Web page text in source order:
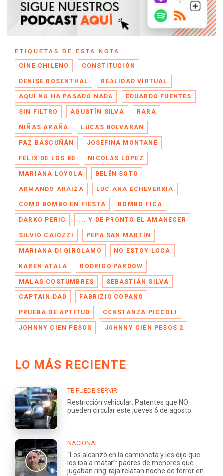
ETIQUETAS DE ESTA NOTA
CINE CHILENO CONSTITUCIÓN
DENISE ROSENTHAL REALIDAD VIRTUAL
AQUÍ NO HA PASADO NADA EDUARDO FUENTES
SIN FILTRO AGUSTÍN SILVA RARA
NIÑAS ARAÑA LUCAS BOLVARÁN
PAZ BASCUÑÁN JOSEFINA MONTANÉ
FÉLIX DE LOS 80 NICOLÁS LÓPEZ
MARIANA LOYOLA BELÉN SOTO
ARMANDO ARAIZA LUCIANA ECHEVERRÍA
COMO BOMBO EN FIESTA BOMBO FICA
DARKO PERIC ... Y DE PRONTO EL AMANECER
SILVIO CAIOZZI PEPA SAN MARTÍN
MARIANA DI GIROLAMO NO ESTOY LOCA
KAREN ATALA RODRIGO PARDOW
MALAS COSTUMBRES SEBASTIÁN SILVA
CAPTAIN DAD FABRIZIO COPANO
PRUEBA DE APTITUD CONSTANZA PICCOLI
JOHNNY CIEN PESOS JOHNNY CIEN PESOS 2
LO MÁS RECIENTE
TE PUEDE SERVIR
Restricción vehicular: Patentes que NO
pueden circular este jueves 6 de agosto
NACIONAL
“Los alcanzó en la camioneta y les dijo que
los iba a matar”: padres de menores que
jugaban ring-raja relatan noche de terror en